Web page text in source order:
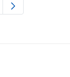
intermèdies